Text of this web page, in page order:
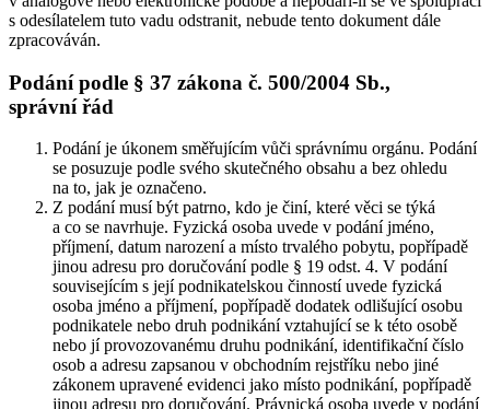
s odesílatelem tuto vadu odstranit, nebude tento dokument dále
zpracováván.
Podání podle § 37 zákona č. 500/2004 Sb.,
správní řád
Podání je úkonem směřujícím vůči správnímu orgánu. Podání
se posuzuje podle svého skutečného obsahu a bez ohledu
na to, jak je označeno.
Z podání musí být patrno, kdo je činí, které věci se týká
a co se navrhuje. Fyzická osoba uvede v podání jméno,
příjmení, datum narození a místo trvalého pobytu, popřípadě
jinou adresu pro doručování podle § 19 odst. 4. V podání
souvisejícím s její podnikatelskou činností uvede fyzická
osoba jméno a příjmení, popřípadě dodatek odlišující osobu
podnikatele nebo druh podnikání vztahující se k této osobě
nebo jí provozovanému druhu podnikání, identifikační číslo
osob a adresu zapsanou v obchodním rejstříku nebo jiné
zákonem upravené evidenci jako místo podnikání, popřípadě
jinou adresu pro doručování. Právnická osoba uvede v podání